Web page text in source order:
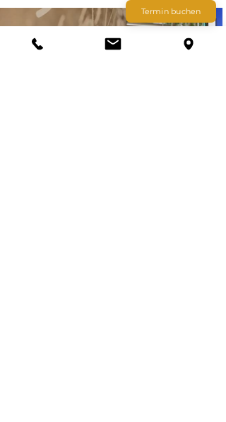
Termin buchen